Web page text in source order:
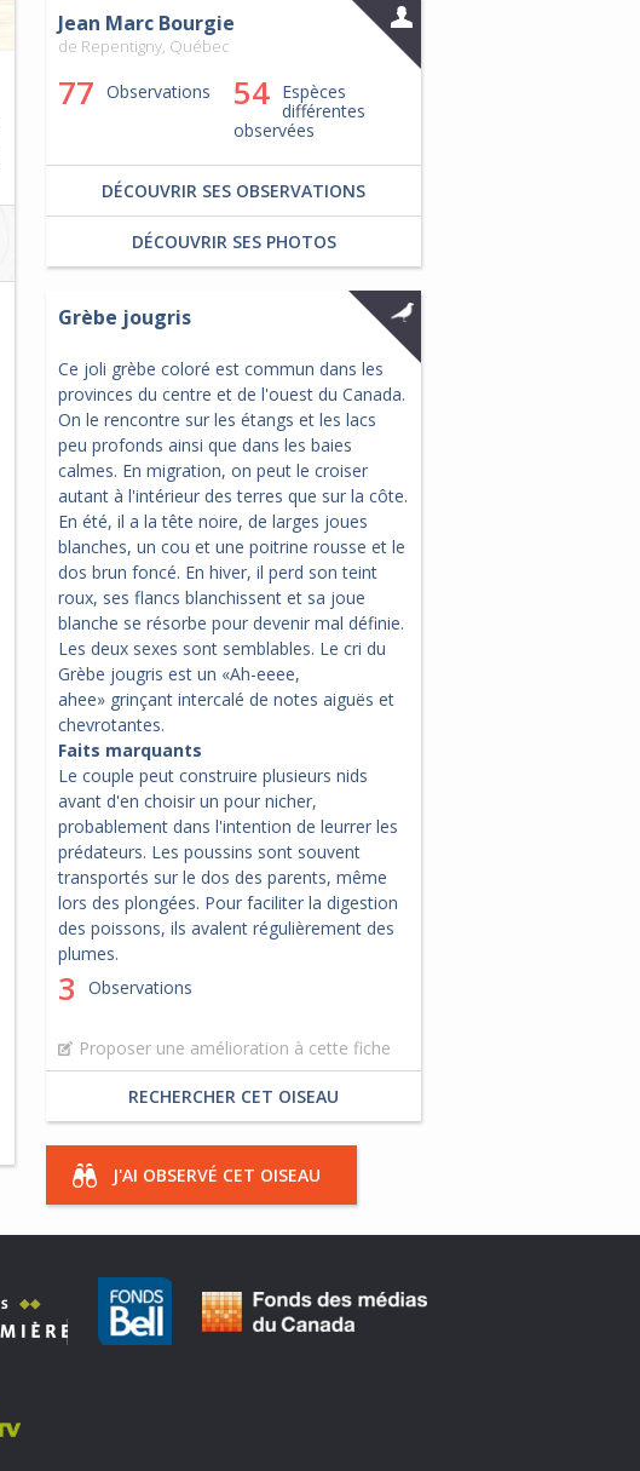
Jean Marc Bourgie
de Repentigny, Québec
77 Observations 54 Espèces
différentes
observées
DÉCOUVRIR SES OBSERVATIONS
DÉCOUVRIR SES PHOTOS
Grèbe jougris
Ce joli grèbe coloré est commun dans les
provinces du centre et de l'ouest du Canada.
On le rencontre sur les étangs et les lacs
peu profonds ainsi que dans les baies
calmes. En migration, on peut le croiser
autant à l'intérieur des terres que sur la côte.
En été, il a la tête noire, de larges joues
blanches, un cou et une poitrine rousse et le
dos brun foncé. En hiver, il perd son teint
roux, ses flancs blanchissent et sa joue
blanche se résorbe pour devenir mal définie.
Les deux sexes sont semblables. Le cri du
Grèbe jougris est un «Ah-eeee,
ahee» grinçant intercalé de notes aiguës et
chevrotantes.
Faits marquants
Le couple peut construire plusieurs nids
avant d'en choisir un pour nicher,
probablement dans l'intention de leurrer les
prédateurs. Les poussins sont souvent
transportés sur le dos des parents, même
lors des plongées. Pour faciliter la digestion
des poissons, ils avalent régulièrement des
plumes.
3 Observations
Proposer une amélioration à cette fiche
RECHERCHER CET OISEAU
J'AI OBSERVÉ CET OISEAU